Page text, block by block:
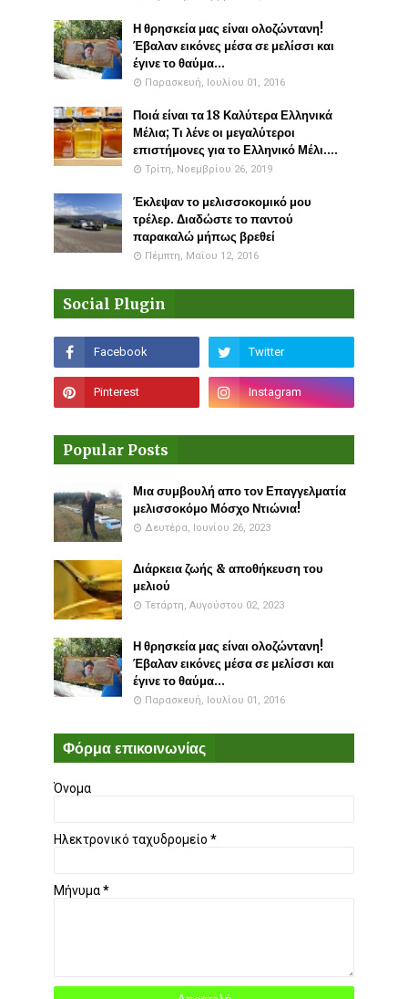
Η θρησκεία μας είναι ολοζώντανη!
Έβαλαν εικόνες μέσα σε μελίσσι και
έγινε το θαύμα...
Παρασκευή, Ιουλίου 01, 2016
Ποιά είναι τα 18 Καλύτερα Ελληνικά
Μέλια; Τι λένε οι μεγαλύτεροι
επιστήμονες για το Ελληνικό Μέλι....
Τρίτη, Νοεμβρίου 26, 2019
Έκλεψαν το μελισσοκομικό μου
τρέλερ. Διαδώστε το παντού
παρακαλώ μήπως βρεθεί
Πέμπτη, Μαΐου 12, 2016
Social Plugin
Popular Posts
Μια συμβουλή απο τον Επαγγελματία
μελισσοκόμο Μόσχο Ντιώνια!
Δευτέρα, Ιουνίου 26, 2023
Διάρκεια ζωής & αποθήκευση του
μελιού
Τετάρτη, Αυγούστου 02, 2023
Η θρησκεία μας είναι ολοζώντανη!
Έβαλαν εικόνες μέσα σε μελίσσι και
έγινε το θαύμα...
Παρασκευή, Ιουλίου 01, 2016
Φόρμα επικοινωνίας
Όνομα
Ηλεκτρονικό ταχυδρομείο *
Μήνυμα*